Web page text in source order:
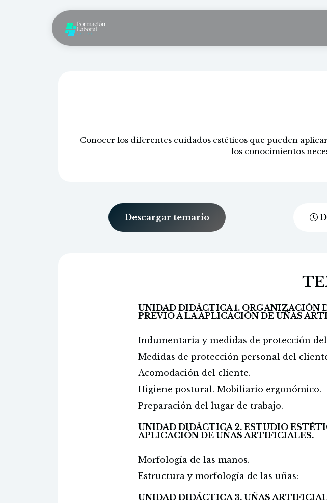
Conocer los diferentes cuidados estéticos que pueden
los conocimientos
Descargar temario
UNIDAD DIDÁCTICA 1. ORGANIZACIÓN
PREVIO A LA APLICACIÓN DE UÑAS
Indumentaria y medidas de protección
Medidas de protección personal del
Acomodación del cliente.
Higiene postural. Mobiliario ergonómico.
Preparación del lugar de trabajo.
UNIDAD DIDÁCTICA 2. ESTUDIO
APLICACIÓN DE UÑAS ARTIFICIALES.
Morfología de las manos.
Estructura y morfología de las uñas:
UNIDAD DIDÁCTICA 3. UÑAS